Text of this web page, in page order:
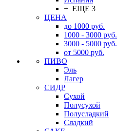
+ ЕЩЕ 3
ЦЕНА
до 1000 руб.
1000 - 3000 руб.
3000 - 5000 руб.
от 5000 руб.
ПИВО
Эль
Лагер
СИДР
Сухой
Полусухой
Полусладкий
Сладкий